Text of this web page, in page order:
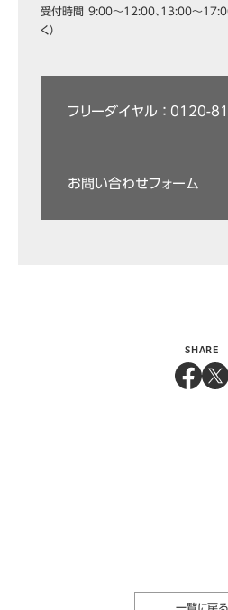
受付時間 9:00～12:00、13:00～17:00
く）
フリーダイヤル ： 0120-
お問い合わせフォーム
SHARE
一覧に戻る